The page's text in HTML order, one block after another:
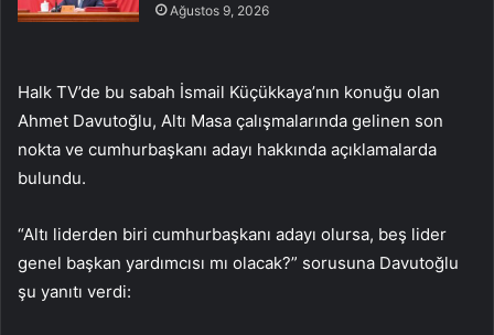
Ağustos 9, 2026
Halk TV’de bu sabah İsmail Küçükkaya’nın konuğu olan
Ahmet Davutoğlu, Altı Masa çalışmalarında gelinen son
nokta ve cumhurbaşkanı adayı hakkında açıklamalarda
bulundu.
“Altı liderden biri cumhurbaşkanı adayı olursa, beş lider
genel başkan yardımcısı mı olacak?” sorusuna Davutoğlu
şu yanıtı verdi: